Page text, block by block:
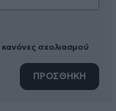
σχολιασμού
ΠΡΟΣΘΗΚΗ